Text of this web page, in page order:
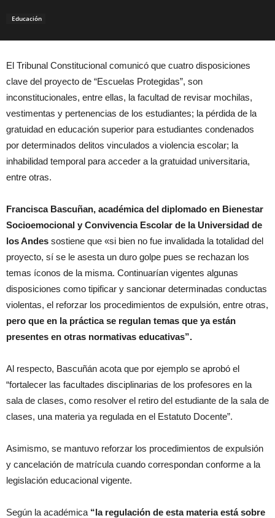
Educación
El Tribunal Constitucional comunicó que cuatro disposiciones
clave del proyecto de “Escuelas Protegidas”, son
inconstitucionales, entre ellas, la facultad de revisar mochilas,
vestimentas y pertenencias de los estudiantes; la pérdida de la
gratuidad en educación superior para estudiantes condenados
por determinados delitos vinculados a violencia escolar; la
inhabilidad temporal para acceder a la gratuidad universitaria,
entre otras.
Francisca Bascuñan, académica del diplomado en Bienestar
Socioemocional y Convivencia Escolar de la Universidad de
los Andes sostiene que «si bien no fue invalidada la totalidad del
proyecto, sí se le asesta un duro golpe pues se rechazan los
temas íconos de la misma. Continuarían vigentes algunas
disposiciones como tipificar y sancionar determinadas conductas
violentas, el reforzar los procedimientos de expulsión, entre otras,
pero que en la práctica se regulan temas que ya están
presentes en otras normativas educativas”.
Al respecto, Bascuñán acota que por ejemplo se aprobó el
“fortalecer las facultades disciplinarias de los profesores en la
sala de clases, como resolver el retiro del estudiante de la sala de
clases, una materia ya regulada en el Estatuto Docente”.
Asimismo, se mantuvo reforzar los procedimientos de expulsión
y cancelación de matrícula cuando correspondan conforme a la
legislación educacional vigente.
Según la académica “la regulación de esta materia está sobre